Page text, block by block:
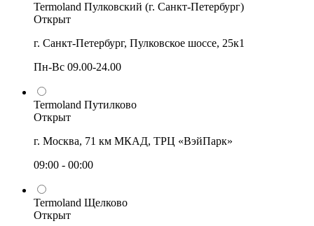
Termoland Пулковский (г. Санкт-Петербург)
Открыт
г. Санкт-Петербург, Пулковское шоссе, 25к1
Пн-Вс 09.00-24.00
Termoland Путилково
Открыт
г. Москва, 71 км МКАД, ТРЦ «ВэйПарк»
09:00 - 00:00
Termoland Щелково
Открыт